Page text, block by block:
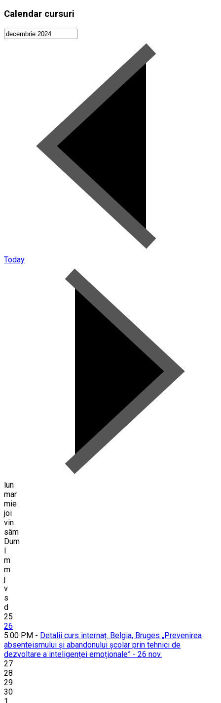
Calendar cursuri
Today
lun
mar
mie
joi
vin
sâm
Dum
l
m
m
j
v
s
d
25
26
5:00 PM - Detalii curs internaț. Belgia, Bruges „Prevenirea
absenteismului și abandonului școlar prin tehnici de
dezvoltare a inteligenței emoționale” - 26 nov.
27
28
29
30